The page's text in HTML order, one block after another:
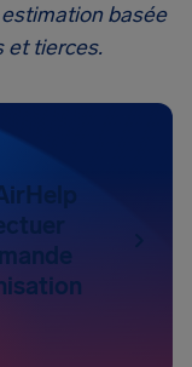
basée
et tierces.